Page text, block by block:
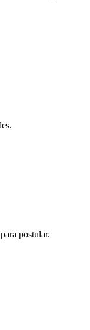
postular.